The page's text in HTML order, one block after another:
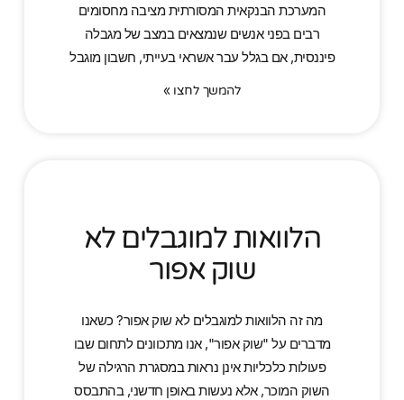
המערכת הבנקאית המסורתית מציבה מחסומים
רבים בפני אנשים שנמצאים במצב של מגבלה
פיננסית, אם בגלל עבר אשראי בעייתי, חשבון מוגבל
להמשך לחצו »
הלוואות למוגבלים לא
שוק אפור
מה זה הלוואות למוגבלים לא שוק אפור? כשאנו
מדברים על "שוק אפור", אנו מתכוונים לתחום שבו
פעולות כלכליות אינן נראות במסגרת הרגילה של
השוק המוכר, אלא נעשות באופן חדשני, בהתבסס